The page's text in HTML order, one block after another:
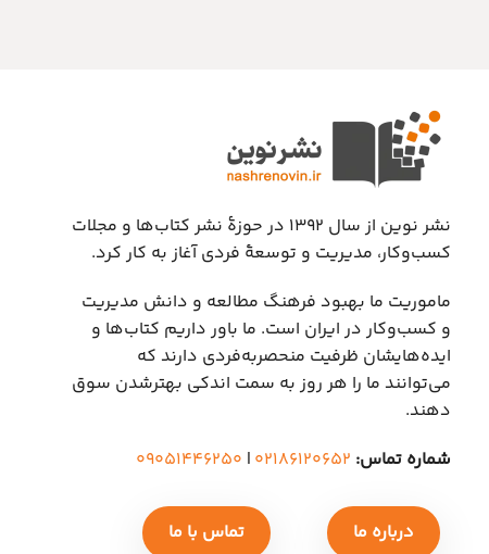
نشر نوین از سال ۱۳۹۲ در حوزهٔ نشر کتاب‌ها و مجلات
کسب‌وکار، مدیریت و توسعهٔ فردی آغاز به کار کرد.
ماموریت ما بهبود فرهنگ مطالعه و دانش مدیریت
و کسب‌وکار در ایران است. ما باور داریم کتاب‌ها و
ایده‌هایشان ظرفیت منحصربه‌فردی دارند که
می‌توانند ما را هر روز به سمت اندکی بهتر‌شدن سوق
دهند.
شماره تماس: ۰۲۱۸۶۱۲۰۶۵۲ | ۰۹۰۵۱۴۴۶۲۵۰
درباره ما تماس با ما